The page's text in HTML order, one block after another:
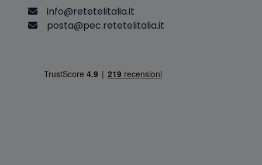
info@retetelitalia.it
posta@pec.retetelitalia.it